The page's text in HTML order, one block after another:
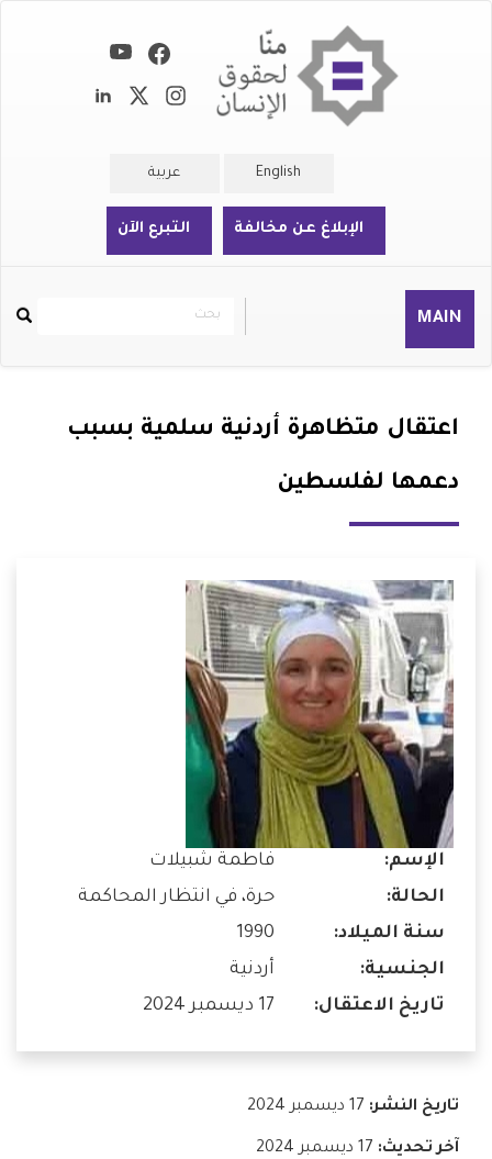
English عربية
الإبلاغ عن مخالفة التبرع الآن
MAIN
Rechercher
بحث
اعتقال متظاهرة أردنية سلمية بسبب
دعمها لفلسطين
الإسم:
فاطمة شبيلات
الحالة:
حرة، في انتظار المحاكمة
سنة الميلاد:
1990
الجنسية:
أردنية
تاريخ الاعتقال:
17 ديسمبر 2024
تاريخ النشر:
آخر تحديث: